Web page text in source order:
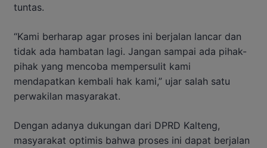
tuntas.
“Kami berharap agar proses ini berjalan lancar dan
tidak ada hambatan lagi. Jangan sampai ada pihak-
pihak yang mencoba mempersulit kami
mendapatkan kembali hak kami,” ujar salah satu
perwakilan masyarakat.
Dengan adanya dukungan dari DPRD Kalteng,
masyarakat optimis bahwa proses ini dapat berjalan